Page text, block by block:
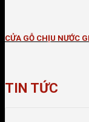
CỬA GỖ CHỊU NƯỚC
TIN TỨC